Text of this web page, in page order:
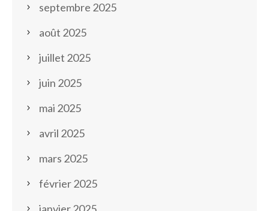
septembre 2025
août 2025
juillet 2025
juin 2025
mai 2025
avril 2025
mars 2025
février 2025